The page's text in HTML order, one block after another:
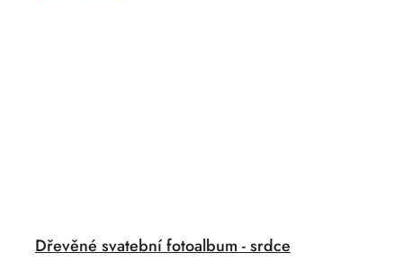
Dřevěné svatební fotoalbum - srdce